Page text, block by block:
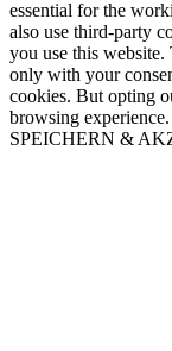
essential for the
also use third-party
you use this
only with your
cookies. But opting
browsing experience.
SPEICHERN &